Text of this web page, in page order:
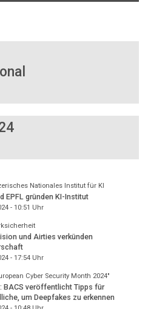
Nationales Institut für KI
EPFL gründen KI-Institut
- 10:51 Uhr
und Airties verkünden
- 17:54Uhr
Cyber Security Month 2024"
BACS veröffentlicht Tipps für
um Deepfakes zu erkennen